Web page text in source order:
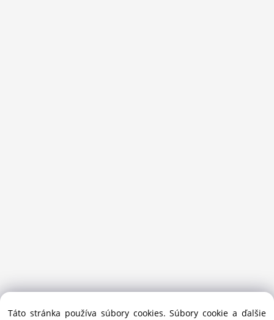
bežecké lyžovanie.
Táto stránka používa súbory cookies. Súbory cookie a ďalšie